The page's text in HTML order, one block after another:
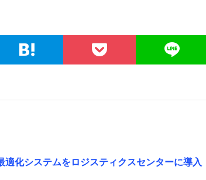
化システムをロジスティクスセンターに導入